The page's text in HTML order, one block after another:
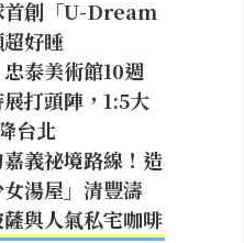
首創「U-Dream
好睡
泰美術館10週
打頭陣，1:5大
台北
義祕境路線！造
湯屋」清豐濤
與人氣私宅咖啡